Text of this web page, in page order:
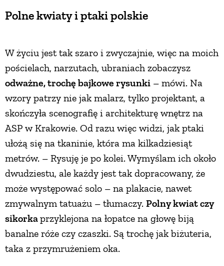
Polne kwiaty i ptaki polskie
W życiu jest tak szaro i zwyczajnie, więc na moich
pościelach, narzutach, ubraniach zobaczysz
odważne, trochę bajkowe rysunki – mówi. Na
wzory patrzy nie jak malarz, tylko projektant, a
skończyła scenografię i architekturę wnętrz na
ASP w Krakowie. Od razu więc widzi, jak ptaki
ułożą się na tkaninie, która ma kilkadziesiąt
metrów. – Rysuję je po kolei. Wymyślam ich około
dwudziestu, ale każdy jest tak dopracowany, że
może występować solo – na plakacie, nawet
zmywalnym tatuażu – tłumaczy. Polny kwiat czy
sikorkaprzyklejona na łopatce na głowę biją
banalne róże czy czaszki. Są trochę jak biżuteria,
taka z przymrużeniem oka.